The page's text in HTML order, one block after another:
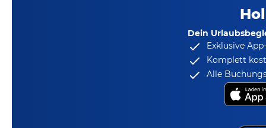
Dein
Exklusive
Komplett
Alle